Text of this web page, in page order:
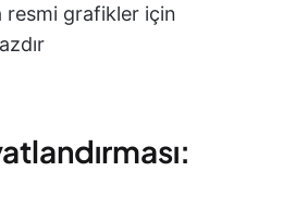
grafikler için